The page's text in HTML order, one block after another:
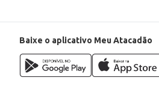
Baixe o aplicativo Meu Atacadão